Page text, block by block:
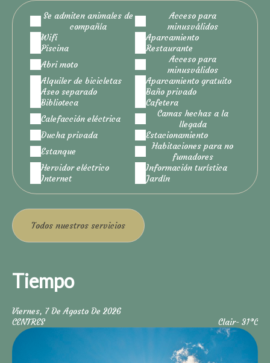
Se admiten animales de
compañía
Acceso para
minusválidos
Wifi
Aparcamiento
Piscina
Restaurante
Abri moto
Acceso para
minusválidos
Alquiler de bicicletas
Aparcamiento gratuito
Aseo separado
Baño privado
Biblioteca
Cafetera
Calefacción eléctrica
Camas hechas a la
llegada
Ducha privada
Estacionamiento
Estanque
Habitaciones para no
fumadores
Hervidor eléctrico
Información turística
Internet
Jardín
Todos nuestros servicios
Tiempo
Viernes, 7 De Agosto De 2026
CENTRES
Clair- 31°C